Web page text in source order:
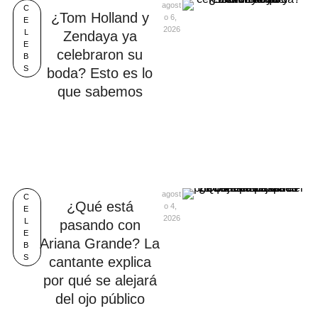
C
E
E
B
S
¿Tom Holland y
Zendaya ya
celebraron su
boda? Esto es lo
que sabemos
agost
o 6,
2026
C
E
L
E
B
S
¿Qué está
pasando con
Ariana Grande? La
cantante explica
por qué se alejará
del ojo público
agost
o 4,
2026